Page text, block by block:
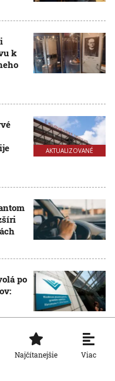
k
AKTUALIZOVANÉ
po
Najčítanejšie Viac